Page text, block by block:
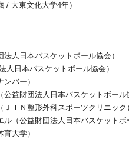
/ 大東文化大学4年）
人日本バスケットボール協会）
日本バスケットボール協会）
バー）
益財団法人日本バスケットボール
ＩＮ整形外科スポーツクリニック
（公益財団法人日本バスケットボ
大学）